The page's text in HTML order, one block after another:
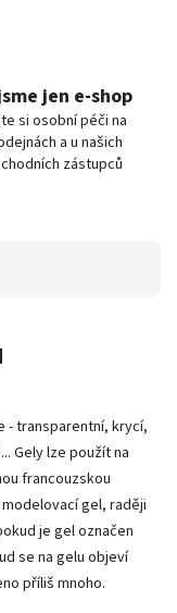
jen e-shop
si osobní péči na
a u našich
zástupců
- transparentní, krycí,
Gely lze použít na
francouzskou
gel, raději
je gel označen
se na gelu objeví
příliš mnoho.